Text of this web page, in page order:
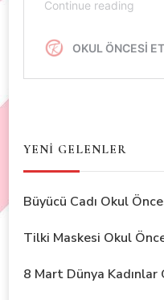
YENİ GELENLER
Büyücü Cadı Okul
Tilki Maskesi Okul
8 Mart Dünya Kadınlar